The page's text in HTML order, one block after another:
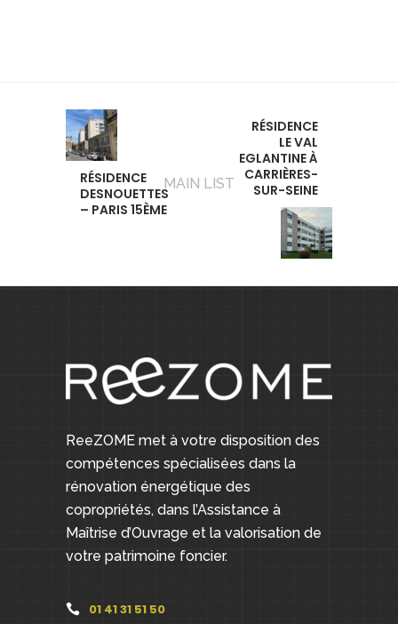
RÉSIDENCE
DESNOUETTES
– PARIS 15ÈME
MAIN LIST
RÉSIDENCE
LE VAL
EGLANTINE À
CARRIÈRES-
SUR-SEINE
ReeZOME met à votre disposition des
compétences spécialisées dans la
rénovation énergétique des
copropriétés, dans l’Assistance à
Maîtrise d’Ouvrage et la valorisation de
votre patrimoine foncier.
01 41 31 51 50